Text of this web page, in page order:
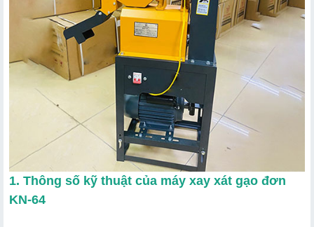
1. Thông số kỹ thuật của máy xay xát gạo đơn
KN-64